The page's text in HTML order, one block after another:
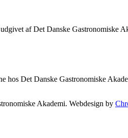
af Det Danske Gastronomiske
hos Det Danske Gastronomiske
Akademi. Webdesign by